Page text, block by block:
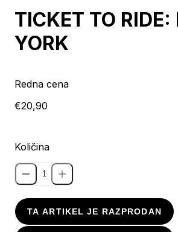
TICKET TO RIDE:
YORK
Redna cena
€20,90
Količina
TA ARTIKEL JE RAZPRODAN